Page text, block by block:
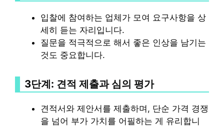
입찰에 참여하는 업체가 모여 요구사항을 상
세히 듣는 자리입니다.
질문을 적극적으로 해서 좋은 인상을 남기는
것도 중요합니다.
3단계: 견적 제출과 심의 평가
견적서와 제안서를 제출하며, 단순 가격 경쟁
을 넘어 부가 가치를 어필하는 게 유리합니